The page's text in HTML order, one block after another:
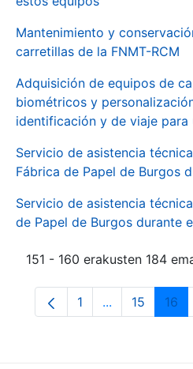
Mantenimiento y
carretillas de la FNMT-RCM
Adquisición de equipos de
biométricos y
identificación y de viaje
Servicio de asistencia
Fábrica de Papel de Burgos
Servicio de asistencia
de Papel de Burgos durante
151 - 160 erakusten 184
Orrialdea
1 ...Intermediate
Orrialdea
15 16